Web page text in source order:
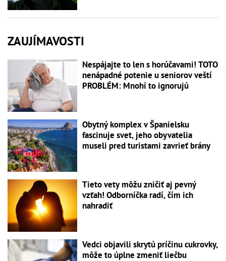
ZAUJÍMAVOSTI
Nespájajte to len s horúčavami! TOTO
nenápadné potenie u seniorov veští
PROBLÉM: Mnohí to ignorujú
Obytný komplex v Španielsku
fascinuje svet, jeho obyvatelia
museli pred turistami zavrieť brány
Tieto vety môžu zničiť aj pevný
vzťah! Odborníčka radí, čím ich
nahradiť
Vedci objavili skrytú príčinu cukrovky,
môže to úplne zmeniť liečbu